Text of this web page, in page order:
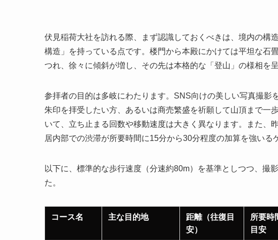
伏見稲荷大社を訪れる際、まず認識しておくべきは、境内の構
構造」を持っている点です。楼門から本殿にかけては平坦な石
つれ、徐々に傾斜が増し、その先は本格的な「登山」の様相を呈
参拝者の目的は多岐にわたります。SNS向けの美しい写真撮影
朱印を拝受したい方、あるいは商売繁盛を祈願して山頂まで一
いて、立ち止まる回数や移動速度は大きく異なります。また、
居内部での渋滞が所要時間に15分から30分程度の加算を強いる
以下に、標準的な歩行速度（分速約80m）を基準としつつ、撮
た。
コース名 主な目的地
距離（往復目
安）
所要時
目安